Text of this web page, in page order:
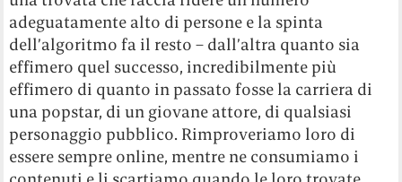
adeguatamente alto di persone e la spinta
dell’algoritmo fa il resto – dall’altra quanto sia
effimero quel successo, incredibilmente più
effimero di quanto in passato fosse la carriera di
una popstar, di un giovane attore, di qualsiasi
personaggio pubblico. Rimproveriamo loro di
essere sempre online, mentre ne consumiamo i